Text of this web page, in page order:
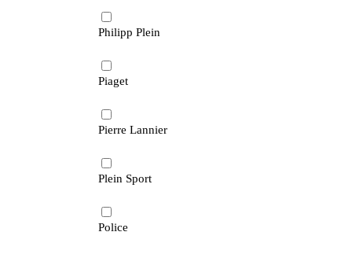
Philipp Plein
Piaget
Pierre Lannier
Plein Sport
Police